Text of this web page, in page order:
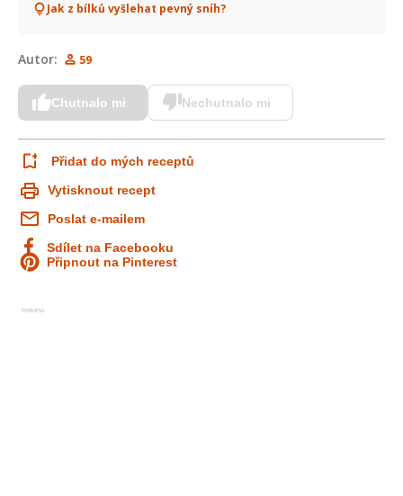
Jak z bílků vyšlehat pevný sníh?
Autor: 59
Chutnalo mi Nechutnalo mi
Přidat do mých receptů
Vytisknout recept
Poslat e-mailem
Sdílet na Facebooku
Připnout na Pinterest
Reklama